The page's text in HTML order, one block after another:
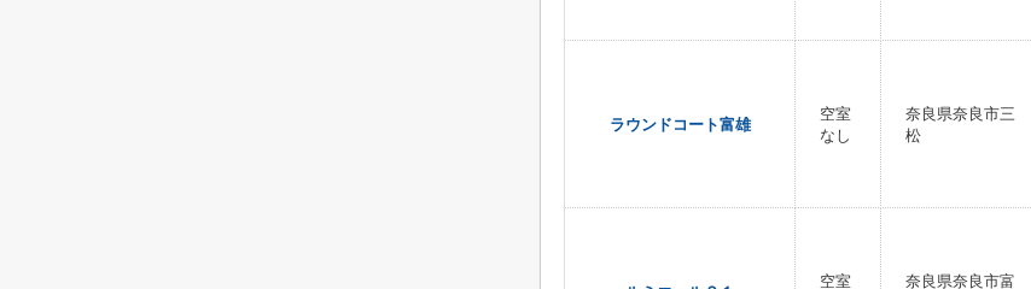
ラウンドコート富雄
空室
なし
奈良県奈良市三
松
空室
奈良県奈良市富